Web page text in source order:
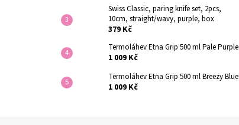
Swiss Classic, paring knife set, 2pcs,
10cm, straight/wavy, purple, box
379 Kč
Termoláhev Etna Grip 500 ml Pale Purple
1 009 Kč
Termoláhev Etna Grip 500 ml Breezy Blue
1 009 Kč